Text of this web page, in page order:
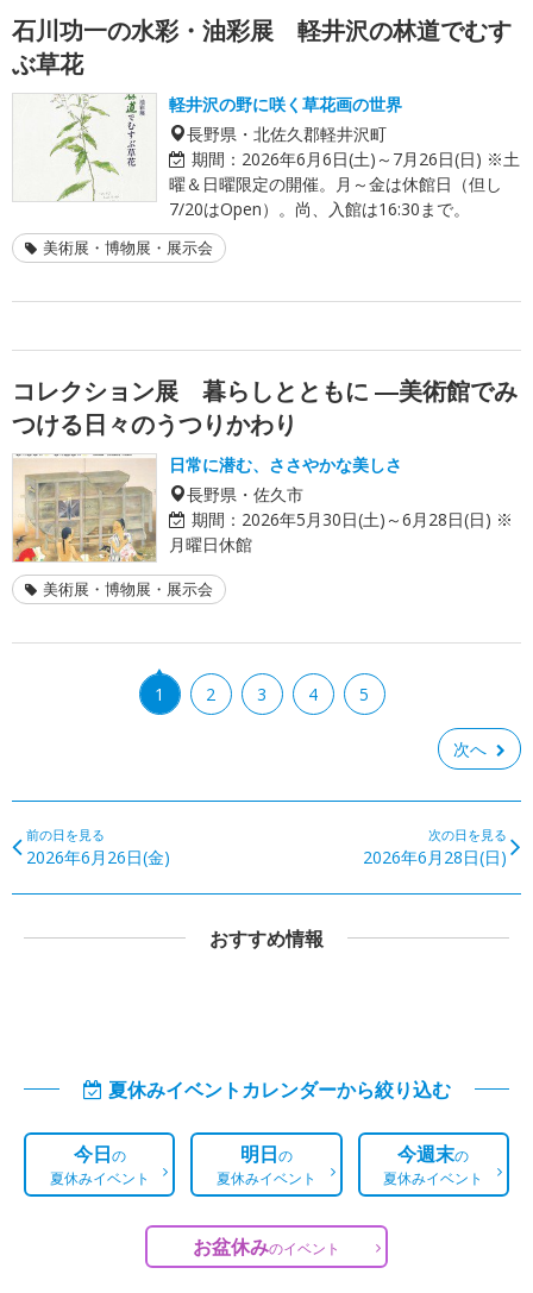
石川功一の水彩・油彩展 軽井沢の林道でむす
ぶ草花
軽井沢の野に咲く草花画の世界
長野県・北佐久郡軽井沢町
期間： 2026年6月6日(土)～7月26日(日) ※土
曜＆日曜限定の開催。月～金は休館日（但し
7/20はOpen）。尚、入館は16:30まで。
美術展・博物展・展示会
コレクション展 暮らしとともに ―美術館でみ
つける日々のうつりかわり
日常に潜む、ささやかな美しさ
長野県・佐久市
期間： 2026年5月30日(土)～6月28日(日) ※
月曜日休館
美術展・博物展・展示会
1 2 3 4 5
次へ
前の日を見る
2026年6月26日(金)
次の日を見る
2026年6月28日(日)
おすすめ情報
夏休みイベントカレンダーから絞り込む
今日の
夏休みイベント
明日の
夏休みイベント
今週末の
夏休みイベント
お盆休みのイベント